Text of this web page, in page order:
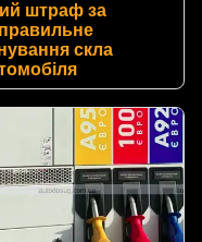
штраф за
скла